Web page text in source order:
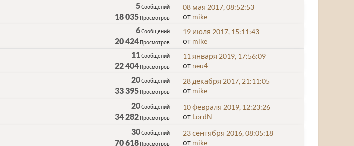
5Сообщений
18 035 Просмотров
08 мая 2017, 08:52:53
от mike
6Сообщений
20 424 Просмотров
19 июля 2017, 15:11:43
от mike
11 Сообщений
22 404 Просмотров
11 января 2019, 17:56:09
от neu4
20Сообщений
33 395 Просмотров
28 декабря 2017, 21:11:05
от mike
20Сообщений
34 282 Просмотров
10 февраля 2019, 12:23:26
от LordN
30Сообщений
70 618 Просмотров
23 сентября 2016, 08:05:18
от mike